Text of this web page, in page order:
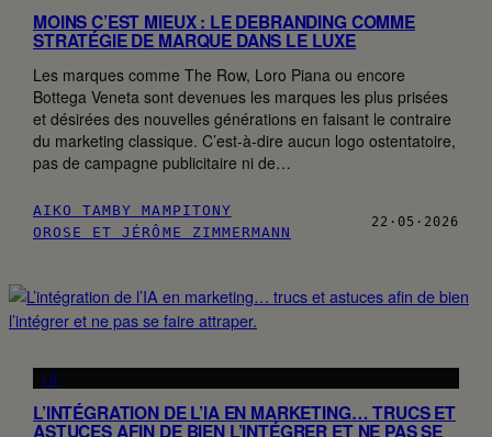
MOINS C’EST MIEUX : LE DEBRANDING COMME
STRATÉGIE DE MARQUE DANS LE LUXE
Les marques comme The Row, Loro Piana ou encore
Bottega Veneta sont devenues les marques les plus prisées
et désirées des nouvelles générations en faisant le contraire
du marketing classique. C’est-à-dire aucun logo ostentatoire,
pas de campagne publicitaire ni de…
AIKO TAMBY MAMPITONY
OROSE ET JÉRÔME ZIMMERMANN
22·05·2026
IA
L’INTÉGRATION DE L’IA EN MARKETING… TRUCS ET
ASTUCES AFIN DE BIEN L’INTÉGRER ET NE PAS SE